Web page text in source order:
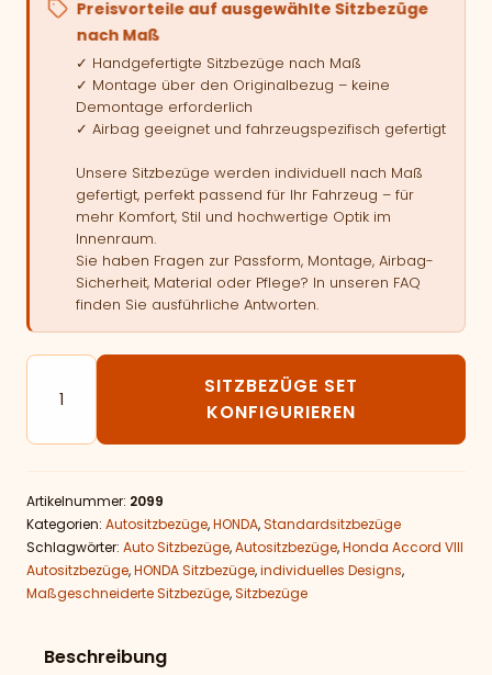
Preisvorteile auf ausgewählte Sitzbezüge
nach Maß
✓ Handgefertigte Sitzbezüge nach Maß
✓ Montage über den Originalbezug – keine
Demontage erforderlich
✓ Airbag geeignet und fahrzeugspezifisch gefertigt
Unsere Sitzbezüge werden individuell nach Maß
gefertigt, perfekt passend für Ihr Fahrzeug – für
mehr Komfort, Stil und hochwertige Optik im
Innenraum.
Sie haben Fragen zur Passform, Montage, Airbag-
Sicherheit, Material oder Pflege? In unseren FAQ
finden Sie ausführliche Antworten.
Autositzbezüge passend für Honda Accord VIII Menge
SITZBEZÜGE SET
KONFIGURIEREN
Artikelnummer: 2099
Kategorien: Autositzbezüge,HONDA,Standardsitzbezüge
Schlagwörter: Auto Sitzbezüge,Autositzbezüge,Honda Accord VIII
Autositzbezüge,HONDA Sitzbezüge,individuelles Designs,
Maßgeschneiderte Sitzbezüge,Sitzbezüge
Beschreibung